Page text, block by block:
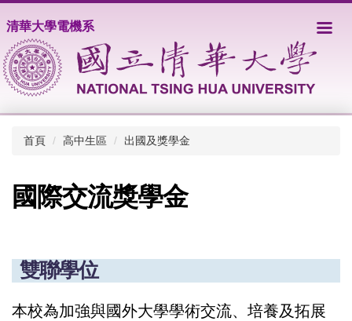
到
主
要
內
容
清華大學電機系
首頁 高中生區 出國及獎學金
國際交流獎學金
雙聯學位
本校為加強與國外大學學術交流、培養及拓展